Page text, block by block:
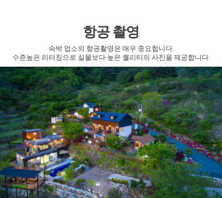
항공 촬영
숙박 업소의 항공촬영은 매우 중요합니다.
수준높은 리터칭으로 실물보다 높은 퀄리티의 사진을 제공합니다.